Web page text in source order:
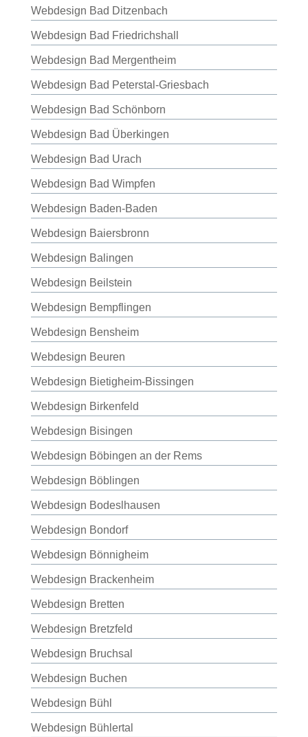
Webdesign Bad Ditzenbach
Webdesign Bad Friedrichshall
Webdesign Bad Mergentheim
Webdesign Bad Peterstal-Griesbach
Webdesign Bad Schönborn
Webdesign Bad Überkingen
Webdesign Bad Urach
Webdesign Bad Wimpfen
Webdesign Baden-Baden
Webdesign Baiersbronn
Webdesign Balingen
Webdesign Beilstein
Webdesign Bempflingen
Webdesign Bensheim
Webdesign Beuren
Webdesign Bietigheim-Bissingen
Webdesign Birkenfeld
Webdesign Bisingen
Webdesign Böbingen an der Rems
Webdesign Böblingen
Webdesign Bodeslhausen
Webdesign Bondorf
Webdesign Bönnigheim
Webdesign Brackenheim
Webdesign Bretten
Webdesign Bretzfeld
Webdesign Bruchsal
Webdesign Buchen
Webdesign Bühl
Webdesign Bühlertal